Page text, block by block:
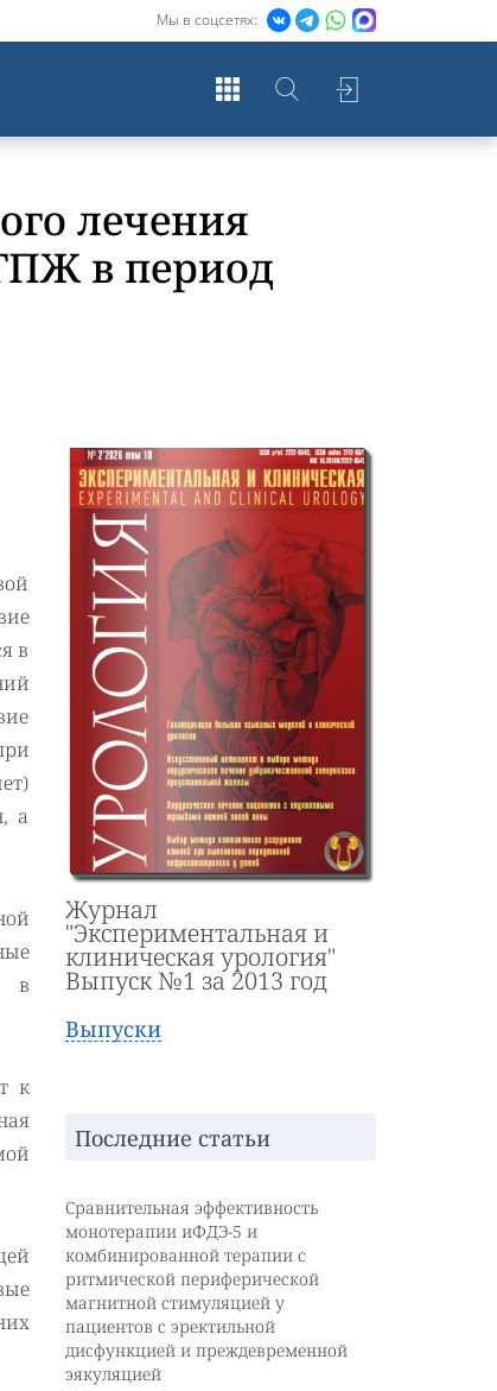
Мы в соцсетях:
лечения
в период
в
а
в
к
Журнал
"Экспериментальная и
клиническая урология"
Выпуск №1 за 2013 год
Выпуски
Последние статьи
Сравнительная эффективность
монотерапии иФДЭ-5 и
комбинированной терапии с
ритмической периферической
магнитной стимуляцией у
пациентов с эректильной
дисфункцией и преждевременной
эякуляцией